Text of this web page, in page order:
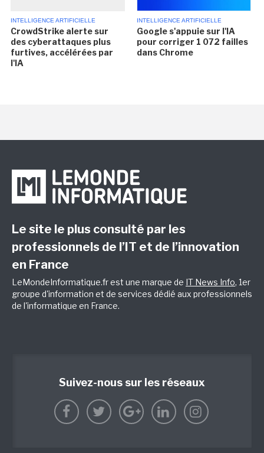
INTELLIGENCE ARTIFICIELLE
CrowdStrike alerte sur
des cyberattaques plus
furtives, accélérées par
l'IA
INTELLIGENCE ARTIFICIELLE
Google s'appuie sur l'IA
pour corriger 1 072 failles
dans Chrome
Le site le plus consulté par les
professionnels de l’IT et de l’innovation
en France
LeMondeInformatique.fr est une marque de IT News Info, 1er
groupe d'information et de services dédié aux professionnels
de l'informatique en France.
Suivez-nous sur les réseaux